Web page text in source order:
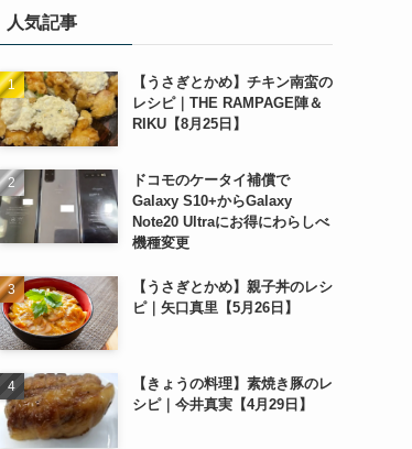
人気記事
【うさぎとかめ】チキン南蛮の
レシピ｜THE RAMPAGE陣＆
RIKU【8月25日】
ドコモのケータイ補償で
Galaxy S10+からGalaxy
Note20 Ultraにお得にわらしべ
機種変更
【うさぎとかめ】親子丼のレシ
ピ｜矢口真里【5月26日】
【きょうの料理】素焼き豚のレ
シピ｜今井真実【4月29日】